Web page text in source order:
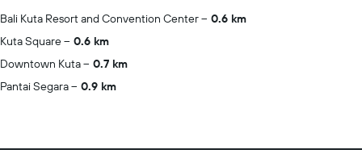
Bali Kuta Resort and Convention Center
0.6 km
Kuta Square
0.6 km
Downtown Kuta
0.7 km
Pantai Segara
0.9 km